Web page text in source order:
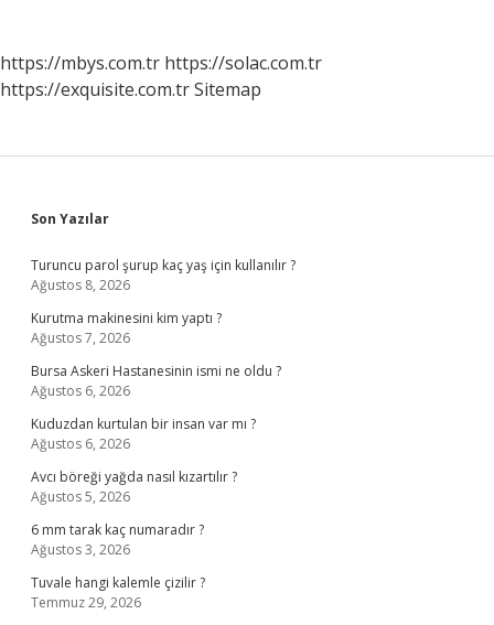
https://mbys.com.tr https://solac.com.tr
https://exquisite.com.trSitemap
Sidebar
Son Yazılar
Turuncu parol şurup kaç yaş için kullanılır ?
Ağustos 8, 2026
Kurutma makinesini kim yaptı ?
Ağustos 7, 2026
Bursa Askeri Hastanesinin ismi ne oldu ?
Ağustos 6, 2026
Kuduzdan kurtulan bir insan var mı ?
Ağustos 6, 2026
Avcı böreği yağda nasıl kızartılır ?
Ağustos 5, 2026
6 mm tarak kaç numaradır ?
Ağustos 3, 2026
Tuvale hangi kalemle çizilir ?
Temmuz 29, 2026